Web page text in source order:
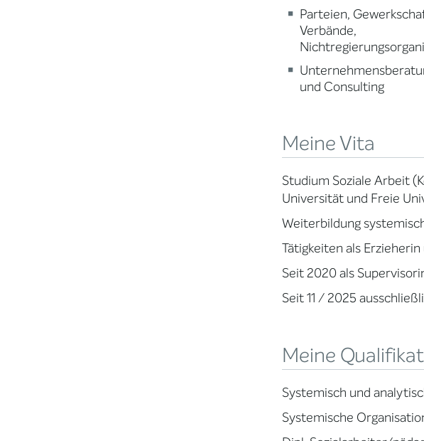
Parteien,
Verbände,
und Consulting
Meine Vita
Studium Soziale Arbeit
Universität und Freie
Weiterbildung
Tätigkeiten als
Seit 2020 als
Seit 11 / 2025
Meine
Systemisch und
Systemische